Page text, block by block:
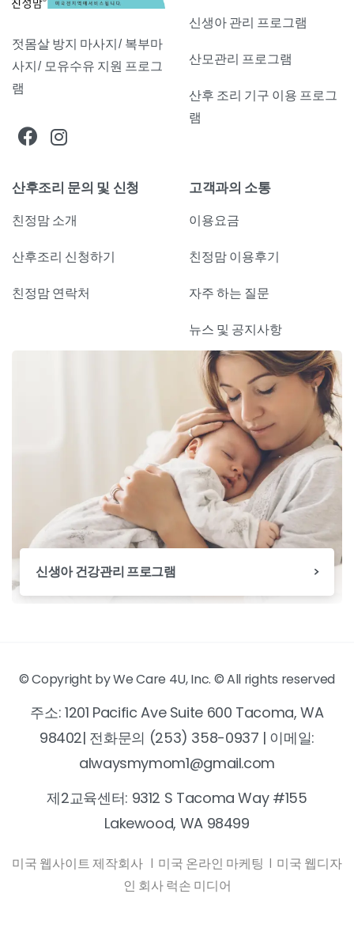
젓몸살 방지 마사지/ 복부마
사지/ 모유수유 지원 프로그
램
신생아 관리 프로그램
산모관리 프로그램
산후 조리 기구 이용 프로그
램
산후조리 문의 및 신청
친정맘 소개
산후조리 신청하기
친정맘 연락처
고객과의 소통
이용요금
친정맘 이용후기
자주 하는 질문
뉴스 및 공지사항
신생아 건강관리 프로그램
© Copyright by We Care 4U, Inc. © All rights reserved
주소: 1201 Pacific Ave Suite 600 Tacoma, WA
98402| 전화문의 (253) 358-0937 | 이메일:
alwaysmymom1@gmail.com
제2교육센터: 9312 S Tacoma Way #155
Lakewood, WA 98499
미국 웹사이트 제작회사 | 미국 온라인 마케팅 | 미국 웹디자
인 회사 럭손 미디어